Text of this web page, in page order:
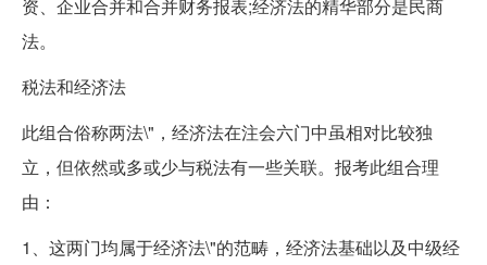
资、企业合并和合并财务报表;经济法的精华部分是民商
法。
税法和经济法
此组合俗称两法\"，经济法在注会六门中虽相对比较独
立，但依然或多或少与税法有一些关联。报考此组合理
由：
1、这两门均属于经济法\"的范畴，经济法基础以及中级经